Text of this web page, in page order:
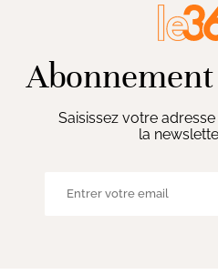
Saisissez votre
la